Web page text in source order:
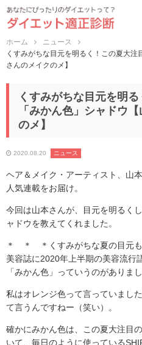
ホーム
ニュース
くすみがちな目元を明るく！この夏大
さんのメイクのメ】
くすみがちな目元を明
「みかん色」シャドウ
のメ】
2020.08.20 ニュース
ヘア＆メイク・アーティスト、山
人気連載をお届け。
今回は山本さんが、目元を明るく
ャドウを教えてくれました。
＊ ＊ ＊くすみがちな夏の目元
美容誌に2020年上半期の美容流行
「みかん色」っていうのがありまし
私はオレンジ色って言っていまし
て言うんですねー（笑い）。
確かにみかん色は、この夏大注目
いて、毎日のように使っている